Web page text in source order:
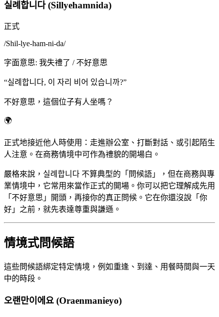
실례합니다 (Sillyehamnida)
正式
/Shil-lye-ham-ni-da/
字面意思: 我失禮了 / 不好意思
“실례합니다, 이 자리 비어 있습니까?”
不好意思，這個位子有人坐嗎？
🌍
正式地接近他人時使用：走進辦公室、打斷對話、或引起陌生
人注意。在商務情境中可作為禮貌的開場白。
嚴格來說，실례합니다 不算典型的「問候語」，但在商務與專
業情境中，它常用來當作正式的開場。你可以把它理解成先用
「不好意思」開頭，再接你的真正問候。它在你還沒說「你
好」之前，就先表達尊重與謙遜。
情境式問候語
這些問候語綁定特定情境，例如重逢、到達、用餐時間與一天
中的時段。
오랜만이에요 (Oraenmanieyo)